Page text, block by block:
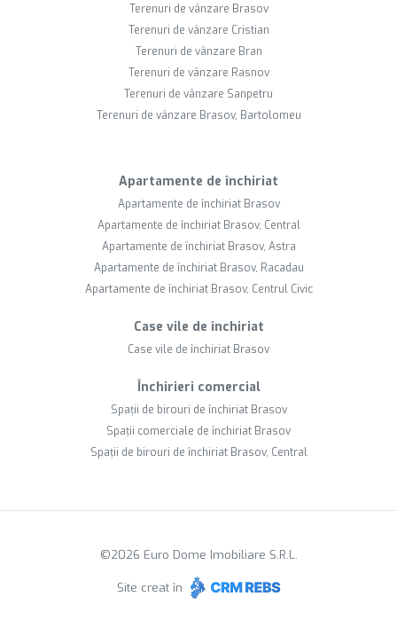
Terenuri de vânzare Brasov
Terenuri de vânzare Cristian
Terenuri de vânzare Bran
Terenuri de vânzare Rasnov
Terenuri de vânzare Sanpetru
Terenuri de vânzare Brasov, Bartolomeu
Apartamente de închiriat
Apartamente de închiriat Brasov
Apartamente de închiriat Brasov, Central
Apartamente de închiriat Brasov, Astra
Apartamente de închiriat Brasov, Racadau
Apartamente de închiriat Brasov, Centrul Civic
Case vile de închiriat
Case vile de închiriat Brasov
Închirieri comercial
Spații de birouri de închiriat Brasov
Spații comerciale de închiriat Brasov
Spații de birouri de închiriat Brasov, Central
©2026 Euro Dome Imobiliare S.R.L.
Site creat în